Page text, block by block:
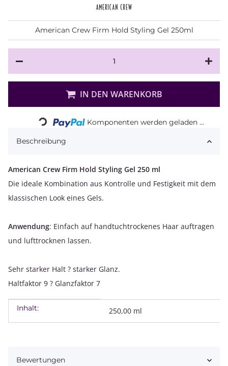
American Crew Firm Hold Styling Gel 250ml
IN DEN WARENKORB
Loading... Komponenten werden geladen ...
Beschreibung
American Crew Firm Hold Styling Gel 250 ml
Die ideale Kombination aus Kontrolle und Festigkeit mit dem
klassischen Look eines Gels.
Anwendung: Einfach auf handtuchtrockenes Haar auftragen
und lufttrocknen lassen.
Sehr starker Halt ? starker Glanz.
Haltfaktor 9 ? Glanzfaktor 7
Produkteigenschaft
Wert
Inhalt: 250,00 ml
Bewertungen